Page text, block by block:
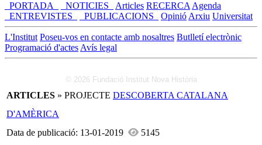
_PORTADA_ _NOTICIES_ Articles RECERCA Agenda
_ENTREVISTES_
_PUBLICACIONS_ Opinió Arxiu Universitat
L'Institut Poseu-vos en contacte amb nosaltres Butlletí electrònic
Programació d'actes Avís legal
© 2026 Fundació Institut Nova Història
ARTICLES » PROJECTE DESCOBERTA CATALANA
D'AMÈRICA
Data de publicació: 13-01-2019
5145